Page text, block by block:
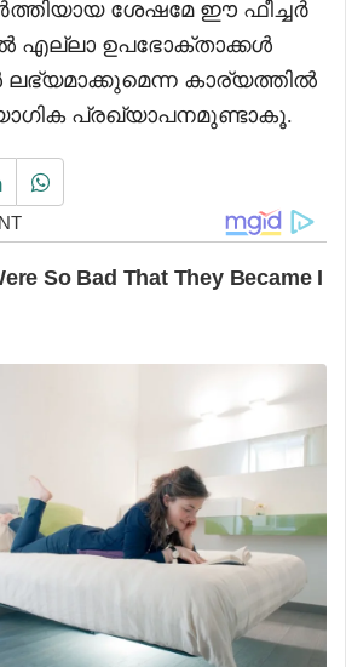
ശേഷമേ ഈ ഫീച്ചർ
എല്ലാ ഉപഭോക്താക്കൾ
ലഭ്യമാക്കുമെന്ന കാര്യത്തിൽ
പ്രഖ്യാപനമുണ്ടാകൂ.